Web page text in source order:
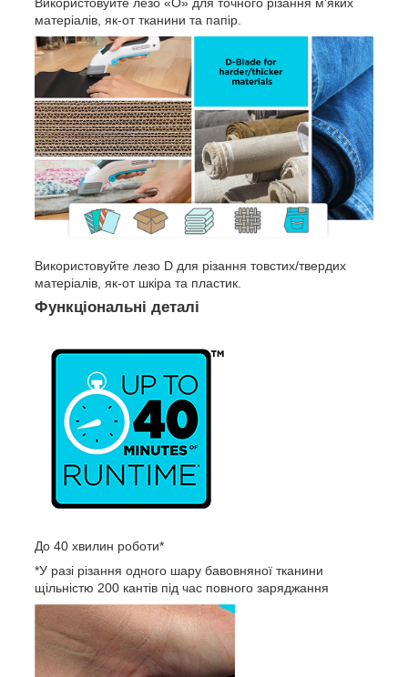
матеріалів, як-от тканини та папір.
Використовуйте лезо D для різання товстих/твердих
матеріалів, як-от шкіра та пластик.
Функціональні деталі
До 40 хвилин роботи*
*У разі різання одного шару бавовняної тканини
щільністю 200 кантів під час повного заряджання